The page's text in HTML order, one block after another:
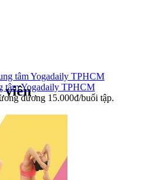
tâm Yogadaily TPHCM
đương 15.000đ/buổi tập.
viên